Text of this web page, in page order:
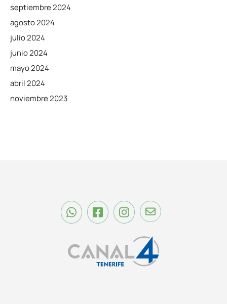
septiembre 2024
agosto 2024
julio 2024
junio 2024
mayo 2024
abril 2024
noviembre 2023